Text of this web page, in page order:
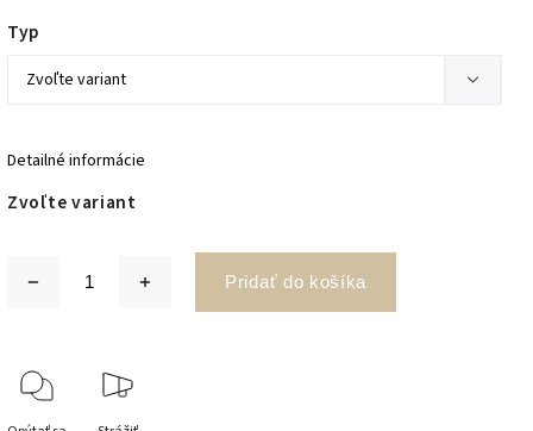
Zvoľte variant
Typ
Pridať do košíka
Detailné informácie